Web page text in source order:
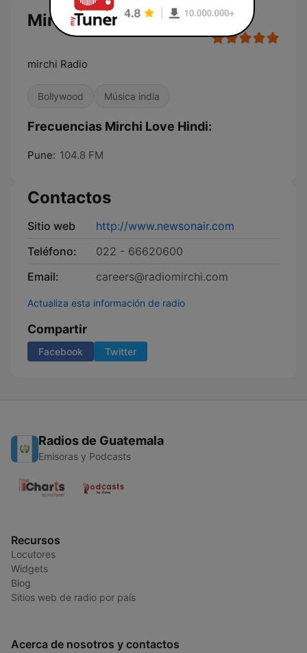
Mirchi Love Hindi
mirchi Radio
Bollywood Música india
Frecuencias Mirchi Love Hindi:
Pune: 104.8 FM
Contactos
Sitio web
http://www.newsonair.com
Teléfono:
022 - 66620600
Email:
careers@radiomirchi.com
Actualiza esta información de radio
Compartir
Facebook Twitter
Radios de Guatemala
Emisoras y Podcasts
Recursos
Locutores
Widgets
Blog
Sitios web de radio por país
Acerca de nosotros y contactos